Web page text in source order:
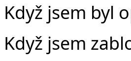
Když jsem byl
Když jsem